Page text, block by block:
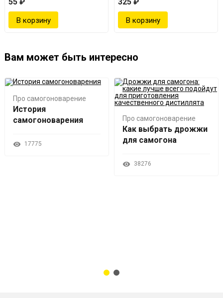
55 ₽
325 ₽
Вам может быть интересно
Про самогоноварение
История
самогоноварения
17775
Про самогоноварение
Как выбрать дрожжи
для самогона
38276